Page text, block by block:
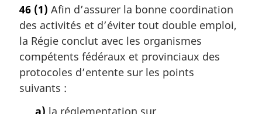
t
e
m
a
g
i
46 (1) Afin d’assurer la bonne coordination
des activités et d’éviter tout double emploi,
la Régie conclut avec les organismes
compétents fédéraux et provinciaux des
protocoles d’entente sur les points
suivants :
a) la réglementation sur